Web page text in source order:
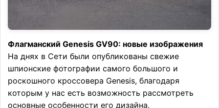
Флагманский Genesis GV90: новые изображения
На днях в Сети были опубликованы свежие
шпионские фотографии самого большого и
роскошного кроссовера Genesis, благодаря
которым у нас есть возможность рассмотреть
основные особенности его дизайна.